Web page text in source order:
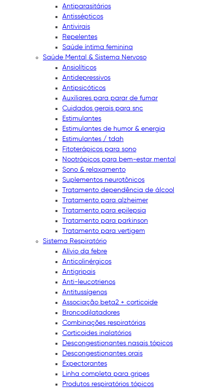
Antiparasitários
Antissépticos
Antivirais
Repelentes
Saúde íntima feminina
Saúde Mental & Sistema Nervoso
Ansiolíticos
Antidepressivos
Antipsicóticos
Auxiliares para parar de fumar
Cuidados gerais para snc
Estimulantes
Estimulantes de humor & energia
Estimulantes / tdah
Fitoterápicos para sono
Nootrópicos para bem-estar mental
Sono & relaxamento
Suplementos neurotônicos
Tratamento dependência de álcool
Tratamento para alzheimer
Tratamento para epilepsia
Tratamento para parkinson
Tratamento para vertigem
Sistema Respiratório
Alívio da febre
Anticolinérgicos
Antigripais
Anti-leucotrienos
Antitussígenos
Associação beta2 + corticoide
Broncodilatadores
Combinações respiratórias
Corticoides inalatórios
Descongestionantes nasais tópicos
Descongestionantes orais
Expectorantes
Linha completa para gripes
Produtos respiratórios tópicos